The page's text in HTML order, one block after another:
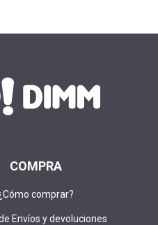
COMPRA
comprar?
Envíos y devoluciones